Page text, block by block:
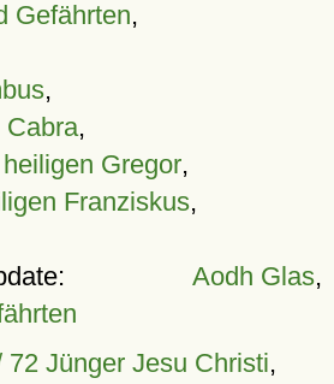
Gefährten,
,
Cabra,
Gregor,
Franziskus,
Aodh Glas,
72 Jünger Jesu Christi,